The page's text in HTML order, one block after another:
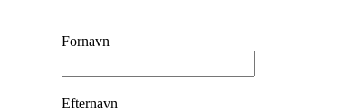
Fornavn
Efternavn